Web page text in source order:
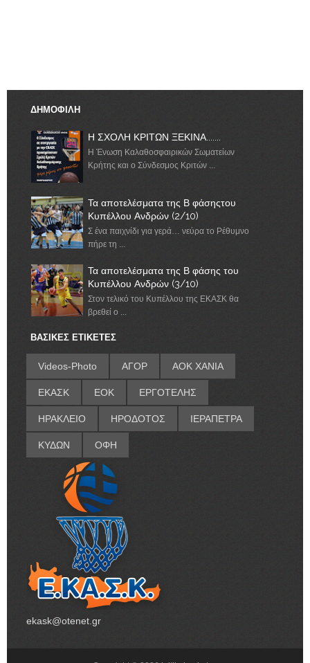
ΔΗΜΟΦΙΛΗ
Η ΣΧΟΛΗ ΚΡΙΤΩΝ ΞΕΚΙΝΑ.......
Η Ένωση Καλαθοσφαιρικών Σωματείων
Κρήτης και ο Σύνδεσμος Κριτών ...
Τα αποτελέσματα της Β φάσηςτου
Κυπέλλου Ανδρών (2/10)
Σ ένα παιχνίδι για γερά… νεύρα το Ρέθυμνο
πήρε τη ...
Τα αποτελέσματα της Β φάσης του
Κυπέλλου Ανδρών (3/10)
Στον τελικό του Κυπέλλου της ΕΚΑΣΚ θα
βρεθεί ο ...
ΒΑΣΙΚΕΣ ΕΤΙΚΕΤΕΣ
Videos-Photo ΑΓΟΡ ΑΟΚ ΧΑΝΙΑ
ΕΚΑΣΚ ΕΟΚ ΕΡΓΟΤΕΛΗΣ
ΗΡΑΚΛΕΙΟ ΗΡΟΔΟΤΟΣ ΙΕΡΑΠΕΤΡΑ
ΚΥΔΩΝ ΟΦΗ
ekask@otenet.gr